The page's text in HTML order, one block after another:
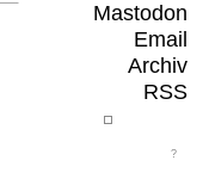
Mastodon
Email
Archiv
RSS